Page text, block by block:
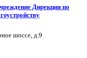
Дирекция по
шоссе, д.9